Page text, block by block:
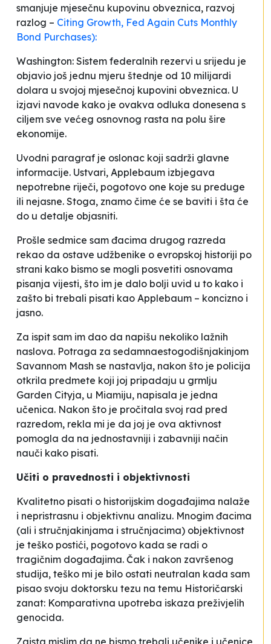
smanjuje mjesečnu kupovinu obveznica, razvoj
razlog – Citing Growth, Fed Again Cuts Monthly
Bond Purchases):
Washington: Sistem federalnih rezervi u srijedu je
objavio još jednu mjeru štednje od 10 milijardi
dolara u svojoj mjesečnoj kupovini obveznica. U
izjavi navode kako je ovakva odluka donesena s
ciljem sve većeg osnovnog rasta na polu šire
ekonomije.
Uvodni paragraf je oslonac koji sadrži glavne
informacije. Ustvari, Applebaum izbjegava
nepotrebne riječi, pogotovo one koje su preduge
ili nejasne. Stoga, znamo čime će se baviti i šta će
do u detalje objasniti.
Prošle sedmice sam đacima drugog razreda
rekao da ostave udžbenike o evropskoj historiji po
strani kako bismo se mogli posvetiti osnovama
pisanja vijesti, što im je dalo bolji uvid u to kako i
zašto bi trebali pisati kao Applebaum – koncizno i
jasno.
Za ispit sam im dao da napišu nekoliko lažnih
naslova. Potraga za sedamnaestogodišnjakinjom
Savannom Mash se nastavlja, nakon što je policija
otkrila predmete koji joj pripadaju u grmlju
Garden Cityja, u Miamiju, napisala je jedna
učenica. Nakon što je pročitala svoj rad pred
razredom, rekla mi je da joj je ova aktivnost
pomogla da na jednostavniji i zabavniji način
nauči kako pisati.
Učiti o pravednosti i objektivnosti
Kvalitetno pisati o historijskim događajima nalaže
i nepristrasnu i objektivnu analizu. Mnogim đacima
(ali i stručnjakinjama i stručnjacima) objektivnost
je teško postići, pogotovo kada se radi o
tragičnim događajima. Čak i nakon završenog
studija, teško mi je bilo ostati neutralan kada sam
pisao svoju doktorsku tezu na temu Historičarski
zanat: Komparativna upotreba iskaza preživjelih
genocida.
Zaista mislim da ne bismo trebali učenike i učenice